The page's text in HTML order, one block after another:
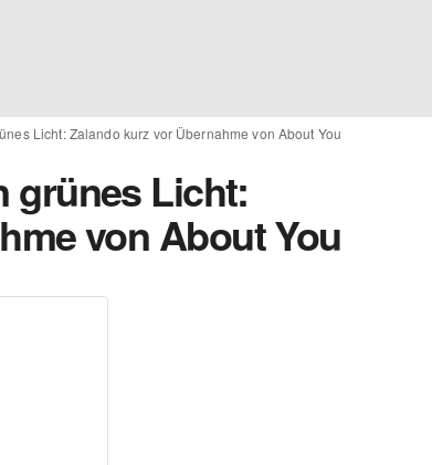
Licht: Zalando kurz vor Übernahme von About You
grünes Licht:
von About You